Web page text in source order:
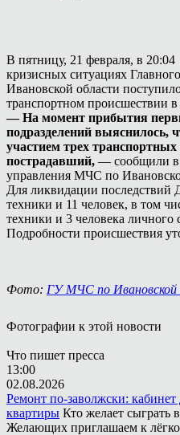
В пятницу, 21 февраля, в
кризисных ситуациях
Ивановской области
транспортном происшествии
— На момент прибытия
подразделений выяснилось,
участием трех транспортных
пострадавший, — сообщили в
управления МЧС по
Для ликвидации
техники и 11 человек, в том
техники и 3 человека личного
Подробности происшествия
Фото: ГУ МЧС по Ивановской
Фотографии к этой новости
Что пишет пресса
13:00
02.08.2026
Ремонт по-заволжски:
квартиры Кто желает сыграть
Желающих приглашаем к